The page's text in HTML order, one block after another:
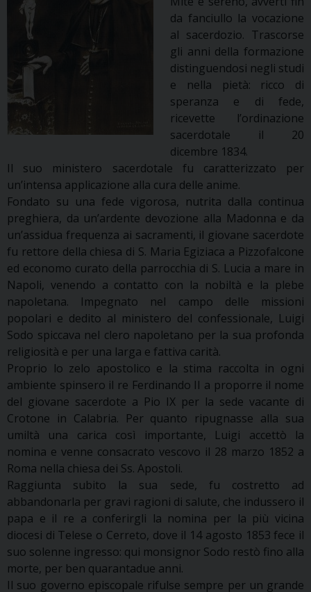
da fanciullo la vocazione
al sacerdozio. Trascorse
gli anni della formazione
distinguendosi negli studi
e nella pietà: ricco di
speranza e di fede,
ricevette l’ordinazione
sacerdotale il 20
dicembre 1834.
Il suo ministero sacerdotale fu caratterizzato per
un’intensa applicazione alla cura delle anime.
Fondato su una fede vigorosa, nutrita dalla continua
preghiera, da un’ardente devozione alla Madonna e da
un’assidua frequenza ai sacramenti, il giovane sacerdote
fu rettore della chiesa di S. Maria Egiziaca a Pizzofalcone
ed economo curato della parrocchia di S. Lucia a mare in
Napoli, venendo a contatto con la nobiltà e la plebe
napoletana. Impegnato nel campo delle missioni
popolari e dedito al ministero del confessionale, Luigi
Sodo spiccava nel clero napoletano per la sua profonda
religiosità e per una larga e fattiva carità.
Proprio lo zelo apostolico e la stima raccolta in ogni
ambiente spinsero il re Ferdinando II a proporre il nome
del giovane sacerdote a Pio IX per la sede vacante di
Crotone in Calabria. Per quanto ripugnasse alla sua
umiltà una carica così importante, Luigi accettò la
nomina e venne consacrato vescovo il 28 marzo 1852 a
Roma nella chiesa dei Ss. Apostoli.
Raggiunta subito la sua sede, fu costretto ad
abbandonarla per gravi ragioni di salute, che indussero il
papa e il re a conferirgli la nomina per la più vicina
diocesi di Telese o Cerreto, dove il 14 agosto 1853 fece il
suo solenne ingresso: qui monsignor Sodo restò fino alla
morte, per ben quarantadue anni.
Il suo governo episcopale rifulse sempre per un grande